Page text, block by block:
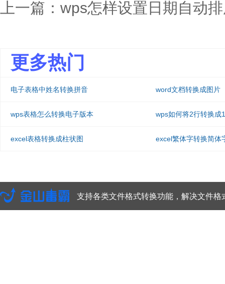
上一篇： wps怎样设置日期自动
更多热门
电子表格中姓名转换拼音 word文档转换成图片
wps表格怎么转换电子版本 wps如何将2行转换成
excel表格转换成柱状图 excel繁体字转换简体
支持各类文件格式转换功能，解决文件